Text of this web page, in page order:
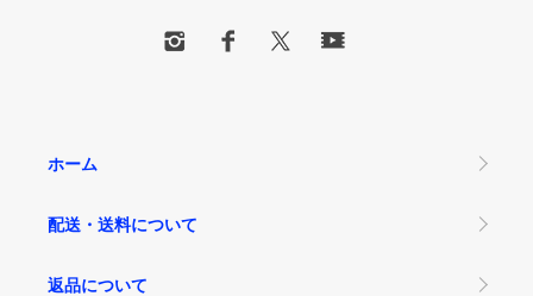
ホーム
配送・送料について
返品について